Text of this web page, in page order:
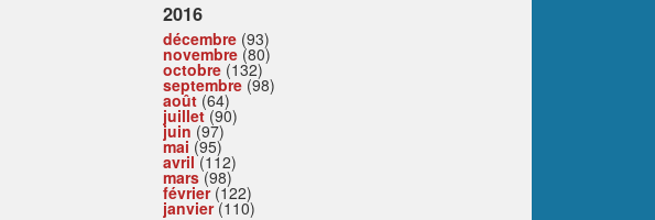
2016
décembre (93)
novembre (80)
octobre (132)
septembre (98)
août (64)
juillet(90)
juin (97)
mai (95)
avril(112)
mars(98)
février(122)
janvier(110)